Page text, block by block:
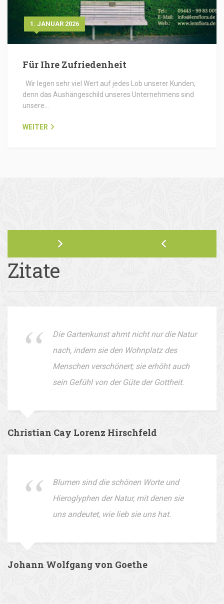
1. JANUAR 2026
Für Ihre Zufriedenheit
Wir legen sehr viel Wert auf jedes Lob unserer Kunden,
denn das Aushängeschild unseres Unternehmens sind
unsere…
WEITER
Zitate
Die Gartenkunst ahmt nicht nur die Natur
nach, indem sie den Wohnplatz des
Menschen verschönert; sie erhöht auch
sein Gefühl von der Güte der Gottheit.
Christian Cay Lorenz Hirschfeld
Blumen sind die schönen Worte und
Hieroglyphen der Natur, mit denen sie
uns andeutet, wie lieb sie uns hat.
Johann Wolfgang von Goethe